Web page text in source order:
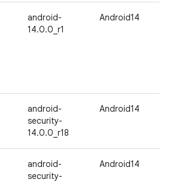
android-
14.0.0_r1
Android14
android-
security-
14.0.0_r18
Android14
android-
security-
Android14